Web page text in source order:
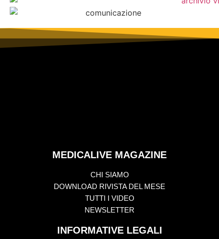
MEDICALIVE MAGAZINE
CHI SIAMO
DOWNLOAD RIVISTA DEL MESE
TUTTI I VIDEO
NEWSLETTER
INFORMATIVE LEGALI